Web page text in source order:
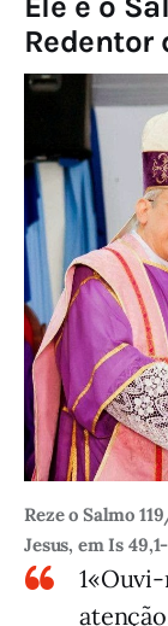
Redentor
Reze o Salmo
Jesus, em Is